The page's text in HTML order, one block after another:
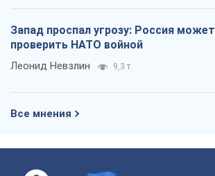
Запад проспал угрозу: Россия может
проверить НАТО войной
Леонид Невзлин 9,3 т.
Все мнения